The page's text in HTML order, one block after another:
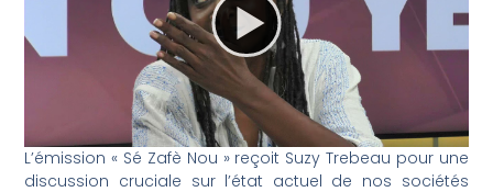
L’émission « Sé Zafè Nou » reçoit Suzy Trebeau pour une
discussion cruciale sur l’état actuel de nos sociétés